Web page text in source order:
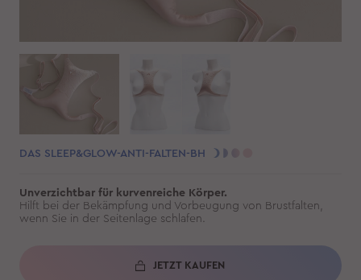
DAS SLEEP&GLOW-ANTI-FALTEN-BH
Unverzichtbar für kurvenreiche Körper.
Hilft bei der Bekämpfung und Vorbeugung von Brustfalten,
wenn Sie in der Seitenlage schlafen.
JETZT KAUFEN